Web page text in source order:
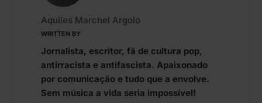
WRITTEN BY
Aquiles Marchel Argolo
Jornalista, escritor, fã de cultura pop,
antirracista e antifascista. Apaixonado
por comunicação e tudo que a envolve.
Sem música a vida seria impossível!